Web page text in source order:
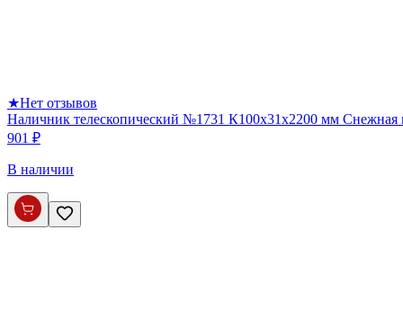
★Нет отзывов
Наличник телескопический №1731 К100х31х2200 мм
901 ₽
В наличии